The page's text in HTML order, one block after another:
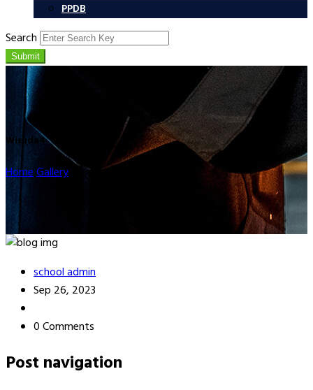
PPDB
Search
Submit
Wisuda4
HomeGallery wisuda4
school admin
Sep 26, 2023
0 Comments
Post navigation